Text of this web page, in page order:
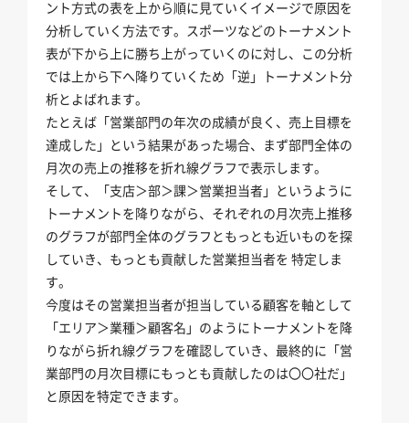
ント方式の表を上から順に見ていくイメージで原因を
分析していく方法です。スポーツなどのトーナメント
表が下から上に勝ち上がっていくのに対し、この分析
では上から下へ降りていくため「逆」トーナメント分
析とよばれます。
たとえば「営業部門の年次の成績が良く、売上目標を
達成した」という結果があった場合、まず部門全体の
月次の売上の推移を折れ線グラフで表示します。
そして、「支店＞部＞課＞営業担当者」というように
トーナメントを降りながら、それぞれの月次売上推移
のグラフが部門全体のグラフともっとも近いものを探
していき、もっとも貢献した営業担当者を 特定しま
す。
今度はその営業担当者が担当している顧客を軸として
「エリア＞業種＞顧客名」のようにトーナメントを降
りながら折れ線グラフを確認していき、最終的に「営
業部門の月次目標にもっとも貢献したのは〇〇社だ」
と原因を特定できます。